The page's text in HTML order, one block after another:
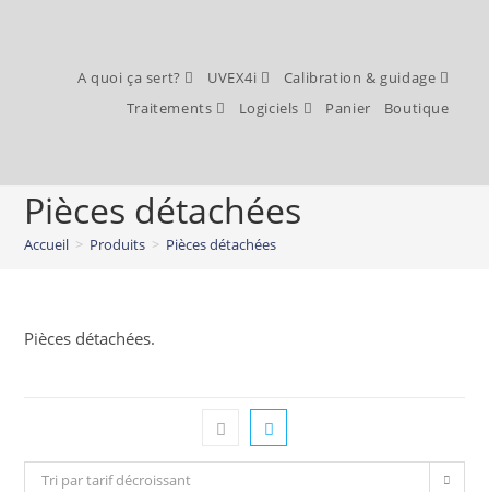
A quoi ça sert? UVEX4i
Calibration & guidage
Traitements
Logiciels Panier Boutique
Pièces détachées
Accueil > Produits > Pièces détachées
Pièces détachées.
Tri par tarif décroissant